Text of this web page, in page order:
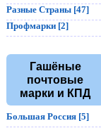
Разные Страны [47]
Профмарки [2]
Гашёные
почтовые
марки и КПД
Большая Россия [5]